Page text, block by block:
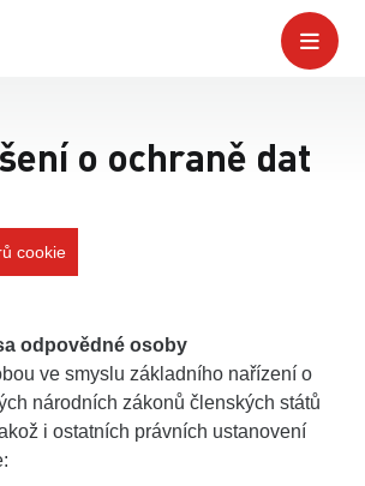
o ochraně dat
cookie
odpovědné osoby
ve smyslu základního nařízení o
národních zákonů členských států
i ostatních právních ustanovení